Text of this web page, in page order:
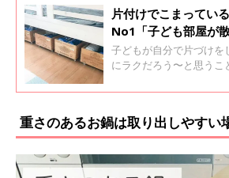
片付けでこまってい
No1「子ども部屋が
る２つの収納術【子
アドバイザー】
子どもが自分で片づけを
にラクだろう〜と思うこ
けられなくて困っている
は、これまで筆者宅やお
た「子ども部屋収納術」
った「吊るす」と「転が
ます。
重さのあるお鍋は取り出しやすい